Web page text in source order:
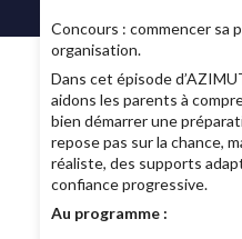
Concours : commencer sa
organisation.
Dans cet épisode
aidons les parents à
bien démarrer une
repose pas sur la chance,
réaliste, des supports
confiance progressive.
Au programme :